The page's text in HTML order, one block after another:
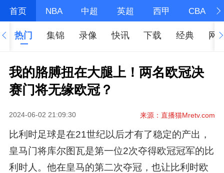
首页 NBA 中超 英超 西甲 CBA
热门 集锦 录像 快讯 下载 经典 网
我的胳膊扭在大腿上！两名欧冠决
赛门将无缘欧冠？
2024-06-02 21:09:30 来源：直播猫Mretv.com
比利时足球是在21世纪以后才有了稳定的产出，
皇马门将库尔图瓦是第一位2次夺得欧冠冠军的比
利时人。他在皇马的第二次夺冠，也让比利时欧